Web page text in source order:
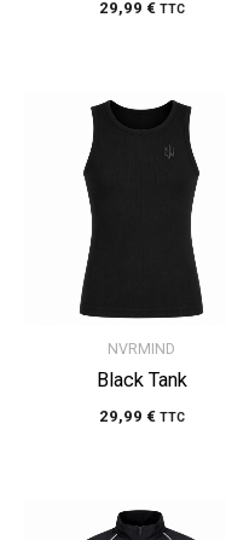
29,99 € TTC
NVRMIND
Black Tank
29,99 € TTC